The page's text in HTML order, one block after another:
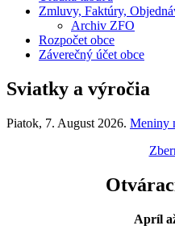
Zmluvy, Faktúry,
Archiv ZFO
Rozpočet obce
Záverečný účet obce
Sviatky a výročia
Piatok, 7. August 2026. Meniny
Apríl